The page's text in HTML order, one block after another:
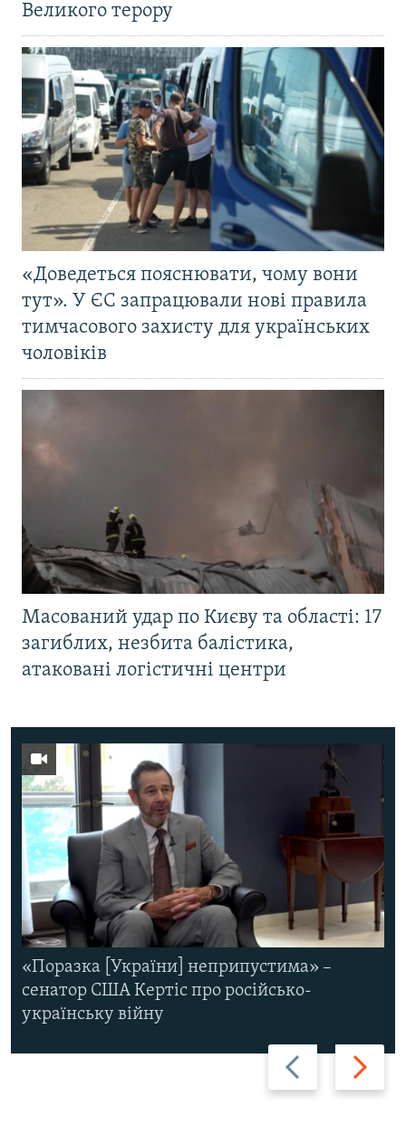
Великого терору
«Доведеться пояснювати, чому вони
тут». У ЄС запрацювали нові правила
тимчасового захисту для українських
чоловіків
Масований удар по Києву та області: 17
загиблих, незбита балістика,
атаковані логістичні центри
Назад Вперед
«Поразка [України] неприпустима» –
сенатор США Кертіс про російсько-
українську війну